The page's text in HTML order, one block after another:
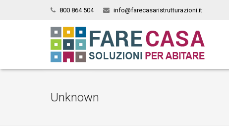
800 864 504 info@farecasaristrutturazioni.it
Unknown